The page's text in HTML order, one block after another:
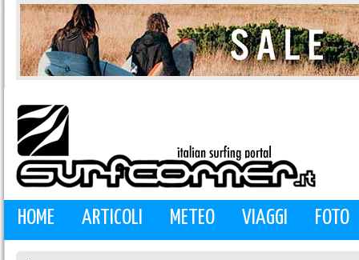
HOME ARTICOLI METEO VIAGGI FOTO